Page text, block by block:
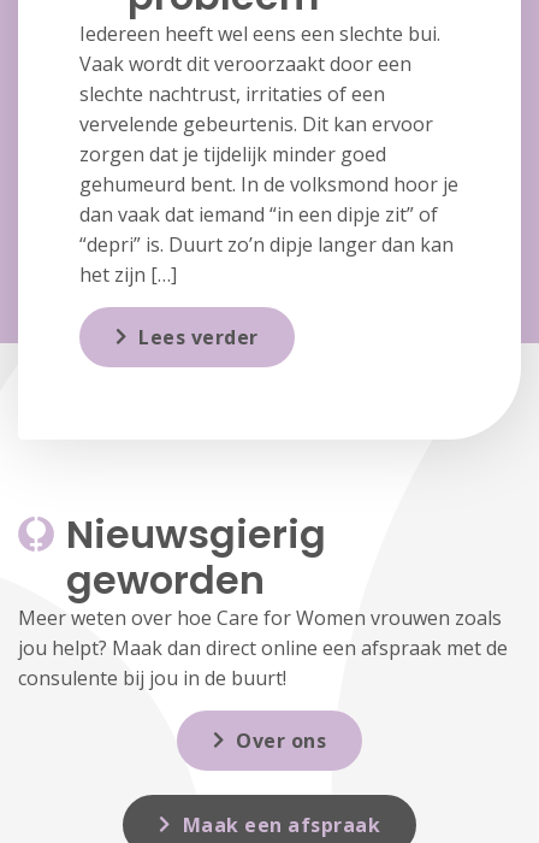
Iedereen heeft wel eens een slechte bui.
Vaak wordt dit veroorzaakt door een
slechte nachtrust, irritaties of een
vervelende gebeurtenis. Dit kan ervoor
zorgen dat je tijdelijk minder goed
gehumeurd bent. In de volksmond hoor je
dan vaak dat iemand “in een dipje zit” of
“depri” is. Duurt zo’n dipje langer dan kan
het zijn […]
Lees verder
Nieuwsgierig
geworden
Meer weten over hoe Care for Women vrouwen zoals
jou helpt? Maak dan direct online een afspraak met de
consulente bij jou in de buurt!
Over ons
Maak een afspraak